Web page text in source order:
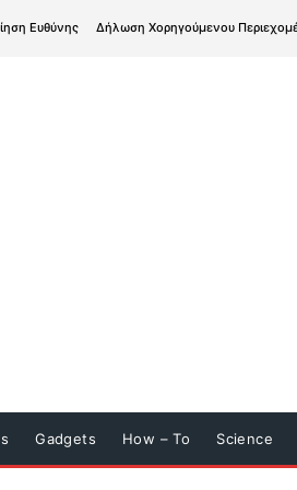
Ευθύνης Δήλωση Χορηγούμενου
Gadgets How – To Science